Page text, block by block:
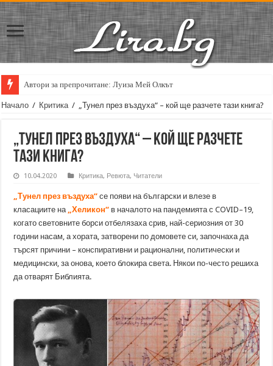
Автори за препрочитане: Луиза Мей Олкът
Кирил Кадийски: „Плачът на големия поет винаги е и сила, и
Начало / Критика / „Тунел през въздуха“ – кой ще разчете тази книга?
„Тунел през въздуха“ – кой ще разчете
тази книга?
10.04.2020 Критика, Ревюта, Читатели
„Тунел през въздуха“ се появи на български и влезе в
класациите на „Хеликон“ в началото на пандемията с COVID–19,
когато световните борси отбелязаха срив, най-сериозния от 30
години насам, а хората, затворени по домовете си, започнаха да
търсят причини – конспиративни и рационални, политически и
медицински, за онова, което блокира света. Някои по-често решиха
да отварят Библията.